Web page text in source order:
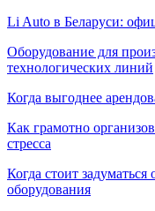
Li Auto в Беларуси:
Оборудование для
технологических линий
Когда выгоднее
Как грамотно
стресса
Когда стоит
оборудования